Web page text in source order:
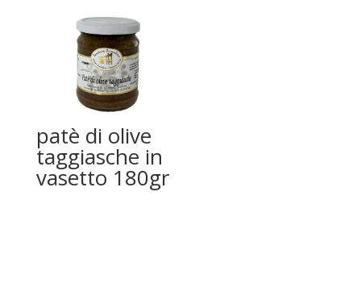
patè di olive
taggiasche in
vasetto 180gr